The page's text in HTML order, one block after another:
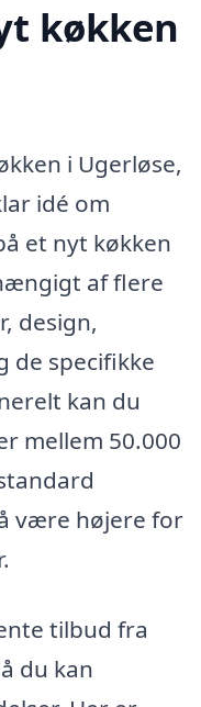
køkken
i Ugerløse,
idé om
et nyt køkken
af flere
design,
de specifikke
kan du
mellem 50.000
være højere for
tilbud fra
du kan